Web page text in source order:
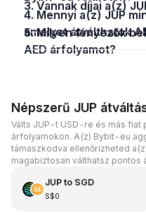
3. Vannak díjai a(z)
4. Mennyi a(z) JUP minimális összege,
amelyet átválthatok
5. Milyen tényezők befolyásolják a(z) JUP –
AED árfolyamot?
Népszerű JUP
Válts JUP-t USD-re és más fiat
árfolyamokon. A(z) Bybit-eu
támaszkodva ellenőrizheted
magabiztosan válthatsz
JUPto SGD
S$0